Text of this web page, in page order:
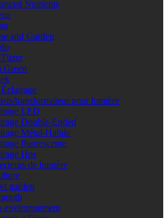
Nutrients
and Garden
Green
transformateur pour lumière
LED
Double-Ended
Métal-Halide
fluorescente
Hps
de lumière
garden
environnement